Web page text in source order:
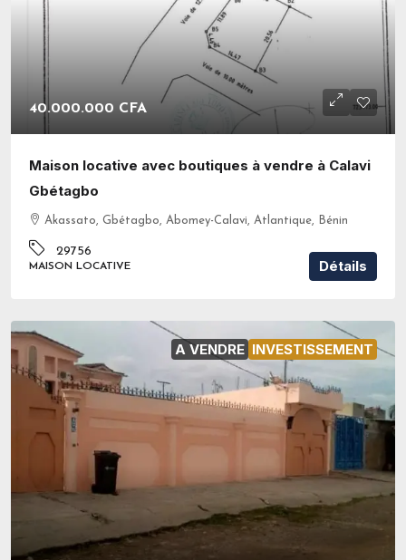
40.000.000 CFA
Maison locative avec boutiques à vendre à Calavi
Gbétagbo
Akassato, Gbétagbo, Abomey-Calavi, Atlantique, Bénin
29756
MAISON LOCATIVE Détails
A VENDRE INVESTISSEMENT